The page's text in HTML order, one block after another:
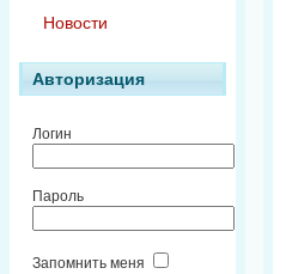
Новости
Авторизация
Логин
Пароль
Запомнить меня